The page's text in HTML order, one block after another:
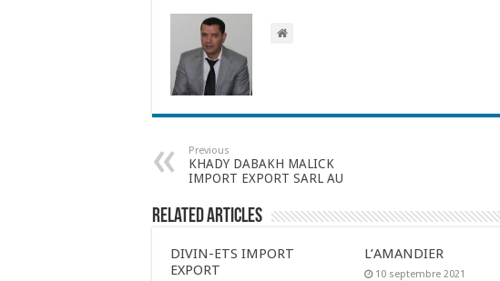
Previous
KHADY DABAKH MALICK
IMPORT EXPORT SARL AU
Related Articles
DIVIN-ETS IMPORT
EXPORT
L’AMANDIER
10 septembre 2021